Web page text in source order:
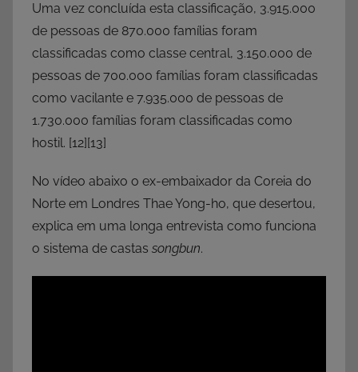
Uma vez concluída esta classificação, 3.915.000
de pessoas de 870.000 famílias foram
classificadas como classe central, 3.150.000 de
pessoas de 700.000 famílias foram classificadas
como vacilante e 7.935.000 de pessoas de
1.730.000 famílias foram classificadas como
hostil. [12][13]
No vídeo abaixo o ex-embaixador da Coreia do
Norte em Londres Thae Yong-ho, que desertou,
explica em uma longa entrevista como funciona
o sistema de castas songbun.